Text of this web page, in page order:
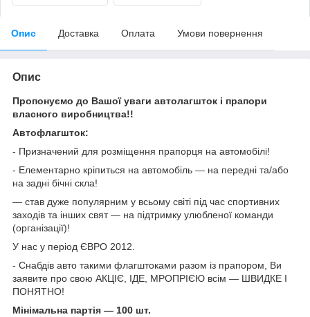
Опис Доставка Оплата Умови повернення
Опис
Пропонуємо до Вашої уваги автолагшток і прапори
власного виробництва!!
Автофлагшток:
- Призначений для розміщення прапорця на автомобілі!
- Елементарно кріпиться на автомобіль — на передні та/або
на задні бічні скла!
— став дуже популярним у всьому світі під час спортивних
заходів та інших свят — на підтримку улюбленої команди
(організації)!
У нас у період ЄВРО 2012.
- Снабдів авто такими флагштоками разом із прапором, Ви
заявите про свою АКЦІЄ, ІДЕ, МРОПРІЄЮ всім — ШВИДКЕ І
ПОНЯТНО!
Мінімальна партія — 100 шт.